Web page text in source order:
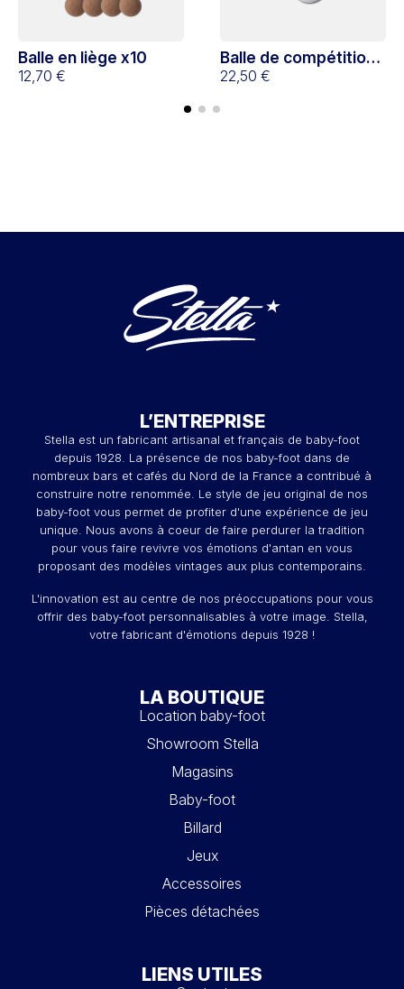
Balle en liège x10
12,70 €
Balle de compétition
x5
22,50 €
L’ENTREPRISE
Stella est un fabricant artisanal et français de baby-foot
depuis 1928. La présence de nos baby-foot dans de
nombreux bars et cafés du Nord de la France a contribué à
construire notre renommée. Le style de jeu original de nos
baby-foot vous permet de profiter d'une expérience de jeu
unique. Nous avons à coeur de faire perdurer la tradition
pour vous faire revivre vos émotions d'antan en vous
proposant des modèles vintages aux plus contemporains.
L'innovation est au centre de nos préoccupations pour vous
offrir des baby-foot personnalisables à votre image. Stella,
votre fabricant d'émotions depuis 1928 !
LA BOUTIQUE
Location baby-foot
Showroom Stella
Magasins
Baby-foot
Billard
Jeux
Accessoires
Pièces détachées
LIENS UTILES